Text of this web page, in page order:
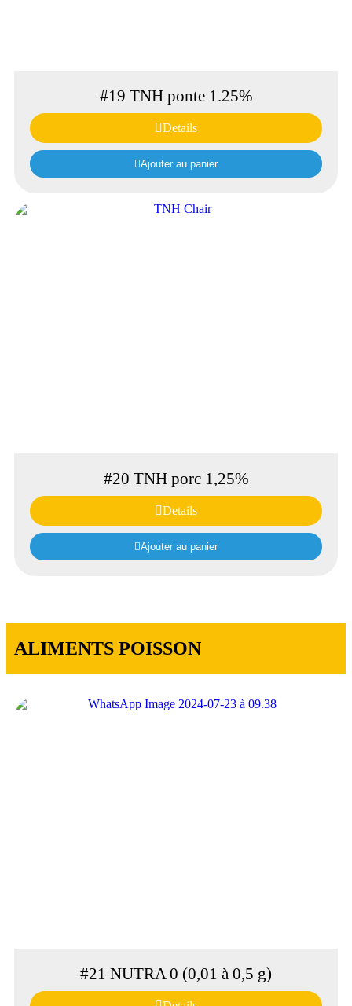
#19 TNH ponte 1.25%
Details
Ajouter au panier
#20 TNH porc 1,25%
Details
Ajouter au panier
ALIMENTS POISSON
#21 NUTRA 0 (0,01 à 0,5 g)